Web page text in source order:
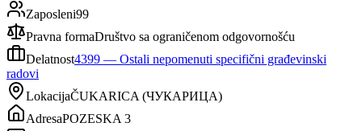
Zaposleni99
Pravna formaDruštvo sa ograničenom odgovornošću
Delatnost4399 — Ostali nepomenuti specifični građevinski
radovi
LokacijaČUKARICA (ЧУКАРИЦА)
AdresaPOZESKA 3